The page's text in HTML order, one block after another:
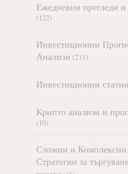
Ежедневни прегледи и
(122)
Инвестиционни
Анализи (211)
Инвестиционни статии
Крипто анализи и
(10)
Сложни и
Стратегии за